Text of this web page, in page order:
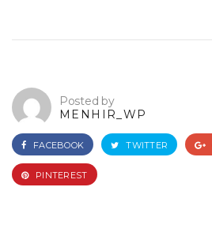
Posted by
MENHIR_WP
FACEBOOK TWITTER
PINTEREST